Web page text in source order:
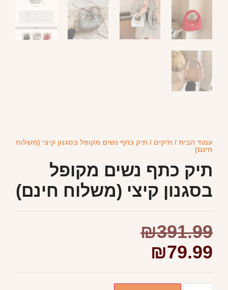
עמוד הבית / תיקים / תיק כתף נשים מקופל בסגנון קיצי (משלוח
חינם)
תיק כתף נשים מקופל
בסגנון קיצי (משלוח חינם)
₪391.99
₪79.99